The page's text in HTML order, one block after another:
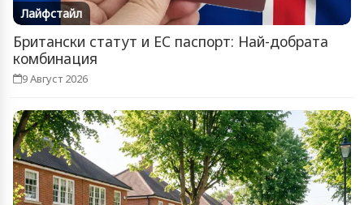
Лайфстайл
Британски статут и ЕС паспорт: Най-добрата
комбинация
9 Август 2026